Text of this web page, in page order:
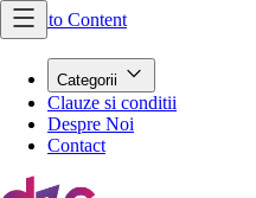
Skip to Content
Categorii
Clauze si conditii
Despre Noi
Contact